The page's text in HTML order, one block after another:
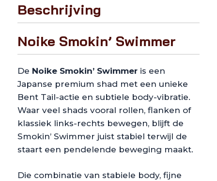
Beschrijving
Noike Smokin’ Swimmer
De Noike Smokin’ Swimmer is een
Japanse premium shad met een unieke
Bent Tail-actie en subtiele body-vibratie.
Waar veel shads vooral rollen, flanken of
klassiek links-rechts bewegen, blijft de
Smokin’ Swimmer juist stabiel terwijl de
staart een pendelende beweging maakt.
Die combinatie van stabiele body, fijne